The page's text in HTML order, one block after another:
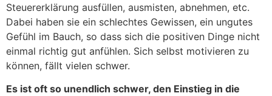
Steuererklärung ausfüllen, ausmisten, abnehmen, etc.
Dabei haben sie ein schlechtes Gewissen, ein ungutes
Gefühl im Bauch, so dass sich die positiven Dinge nicht
einmal richtig gut anfühlen. Sich selbst motivieren zu
können, fällt vielen schwer.
Es ist oft so unendlich schwer, den Einstieg in die